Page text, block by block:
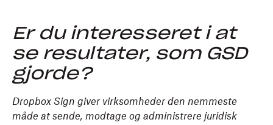
Er du interesseret i at
se resultater, som GSD
gjorde?
Dropbox Sign giver virksomheder den nemmeste
måde at sende, modtage og administrere juridisk